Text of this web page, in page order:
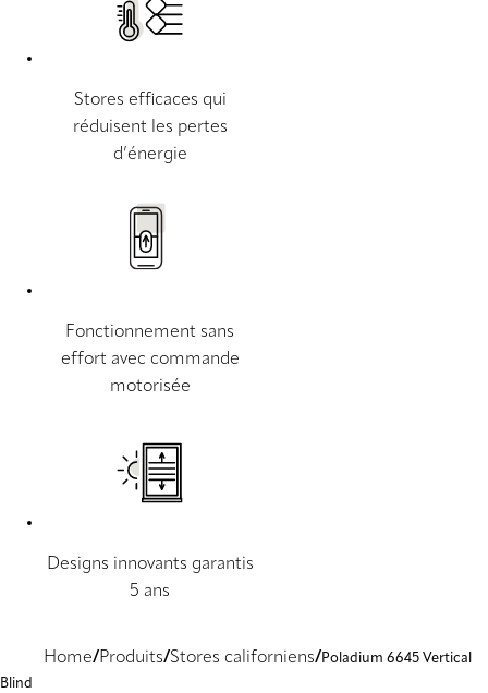
Stores efficaces qui
réduisent les pertes
d’énergie
Fonctionnement sans
effort avec commande
motorisée
Designs innovants garantis
5 ans
Home Produits Stores californiens
Poladium 6645 Vertical
Blind